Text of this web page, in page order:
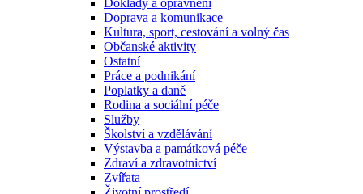
Doklady a oprávnění
Doprava a komunikace
Kultura, sport, cestování a volný čas
Občanské aktivity
Ostatní
Práce a podnikání
Poplatky a daně
Rodina a sociální péče
Služby
Školství a vzdělávání
Výstavba a památková péče
Zdraví a zdravotnictví
Zvířata